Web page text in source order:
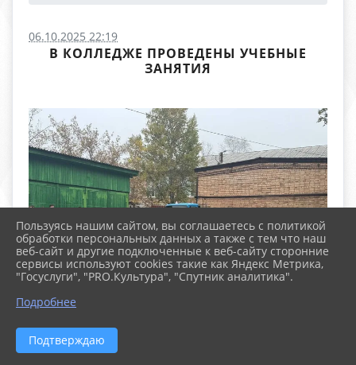
06.10.2025 22:19
В КОЛЛЕДЖЕ ПРОВЕДЕНЫ УЧЕБНЫЕ
ЗАНЯТИЯ
Пользуясь нашим сайтом, вы соглашаетесь с политикой
обработки персональных данных а также с тем что наш
веб-сайт и другие подключенные к веб-сайту сторонние
сервисы используют cookies такие как Яндекс Метрика,
"Госуслуги", "PRO.Культура", "Спутник аналитика".
Подробнее
Подтверждаю